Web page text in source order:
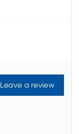
Leave a review